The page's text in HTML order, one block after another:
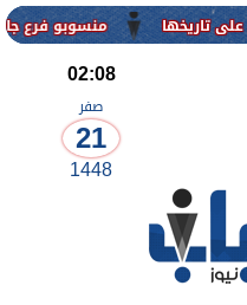
منسوبو فرع جامعة الأزهر
02:08
صفر
21
1448